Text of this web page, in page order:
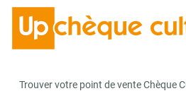
Trouver votre point de vente Chèque